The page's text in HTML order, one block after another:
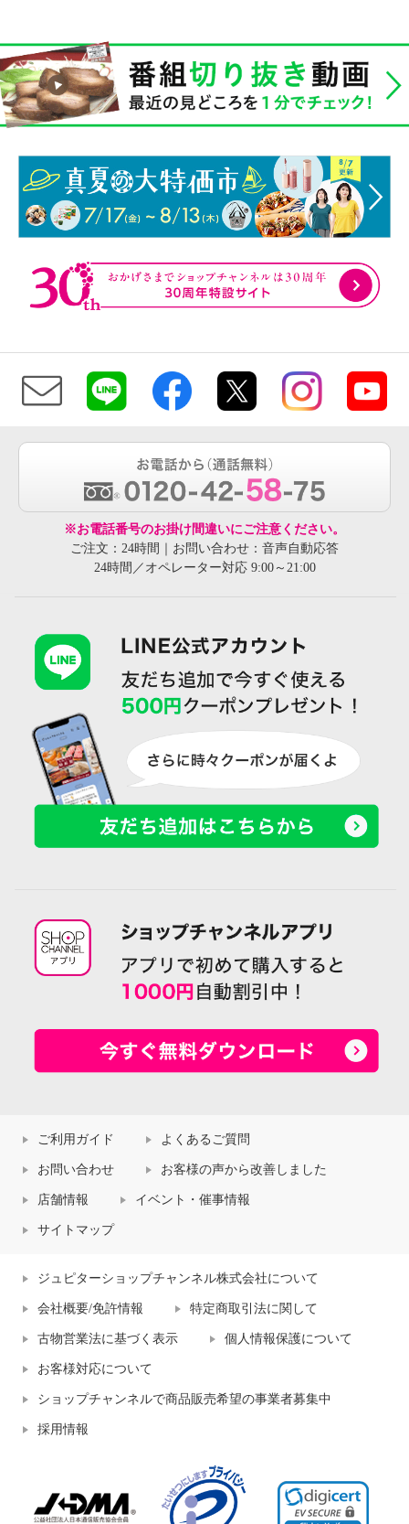
※お電話番号のお掛け間違いにご注意ください。
ご注文：24時間｜お問い合わせ：音声自動応答
24時間／オペレーター対応 9:00～21:00
ご利用ガイド よくあるご質問
お問い合わせ お客様の声から改善しました
店舗情報 イベント・催事情報
サイトマップ
ジュピターショップチャンネル株式会社について
会社概要/免許情報 特定商取引法に関して
古物営業法に基づく表示 個人情報保護について
お客様対応について
ショップチャンネルで商品販売希望の事業者募集中
採用情報